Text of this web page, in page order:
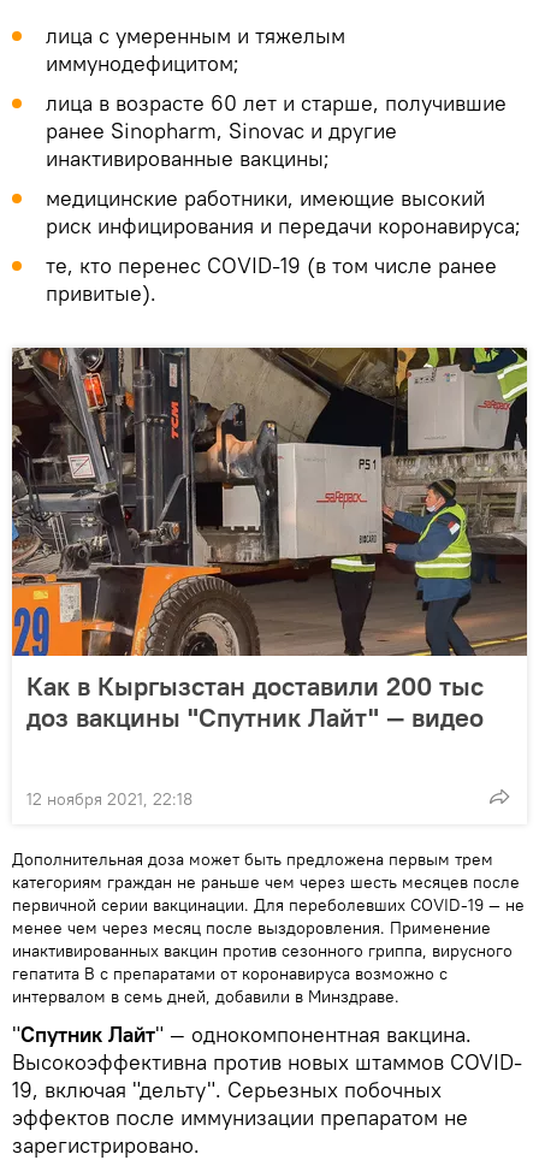
лица с умеренным и тяжелым
иммунодефицитом;
лица в возрасте 60 лет и старше, получившие
ранее Sinopharm, Sinovac и другие
инактивированные вакцины;
медицинские работники, имеющие высокий
риск инфицирования и передачи коронавируса;
те, кто перенес CОVID-19 (в том числе ранее
привитые).
Как в Кыргызстан доставили 200 тыс
доз вакцины "Спутник Лайт" — видео
12 ноября 2021, 22:18
Дополнительная доза может быть предложена первым трем
категориям граждан не раньше чем через шесть месяцев после
первичной серии вакцинации. Для переболевших COVID-19 — не
менее чем через месяц после выздоровления. Применение
инактивированных вакцин против сезонного гриппа, вирусного
гепатита В с препаратами от коронавируса возможно с
интервалом в семь дней, добавили в Минздраве.
"Спутник Лайт" — однокомпонентная вакцина.
Высокоэффективна против новых штаммов COVID-
19, включая "дельту". Серьезных побочных
эффектов после иммунизации препаратом не
зарегистрировано.